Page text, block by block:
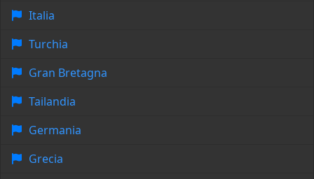
Italia
Turchia
Gran Bretagna
Tailandia
Germania
Grecia